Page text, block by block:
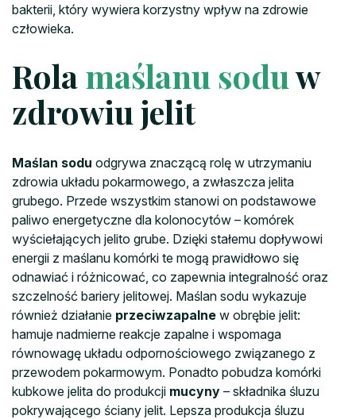
bakterii, który wywiera korzystny wpływ na zdrowie
człowieka.
Rolamaślanu soduw
zdrowiu jelit
Maślan sodu odgrywa znaczącą rolę w utrzymaniu
zdrowia układu pokarmowego, a zwłaszcza jelita
grubego. Przede wszystkim stanowi on podstawowe
paliwo energetyczne dla kolonocytów – komórek
wyściełających jelito grube. Dzięki stałemu dopływowi
energii z maślanu komórki te mogą prawidłowo się
odnawiać i różnicować, co zapewnia integralność oraz
szczelność bariery jelitowej. Maślan sodu wykazuje
również działanie przeciwzapalne w obrębie jelit:
hamuje nadmierne reakcje zapalne i wspomaga
równowagę układu odpornościowego związanego z
przewodem pokarmowym. Ponadto pobudza komórki
kubkowe jelita do produkcji mucyny – składnika śluzu
pokrywającego ściany jelit. Lepsza produkcja śluzu